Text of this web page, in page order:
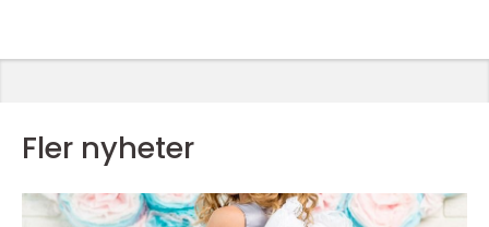
Fler nyheter